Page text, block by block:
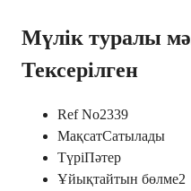
Мүлік туралы
Тексерілген
Ref No2339
МақсатСатылады
ТүріПәтер
Ұйықтайтын бөлме2